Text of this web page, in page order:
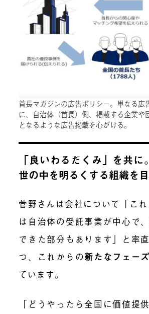
首長マガジンの広告ポリシー。単なる広
に、自治体（首長）側、掲載する企業
となるような広告掲載を心がける。
「良いわるだくみ」を共に
世の中を明るくする組織を
菅野さんは会社について「こ
は自治体の受託事業が中心で
できた部分もあります」と率
つ、これからの新たなフェーズ
ています。
「どうやったら全国に価値提